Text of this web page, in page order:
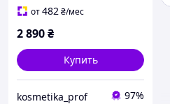
от482₴/мес
2 890₴
Купить
kosmetika_prof 97%